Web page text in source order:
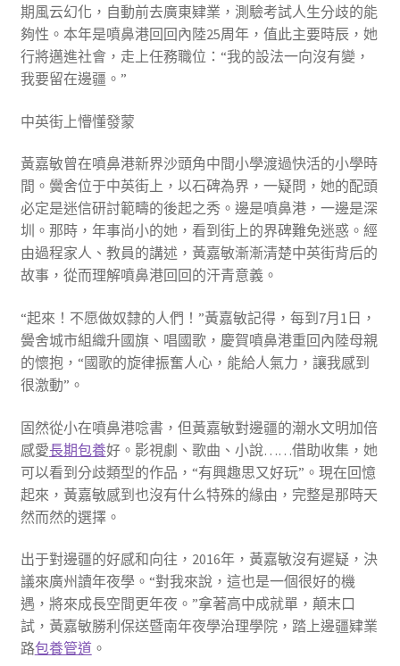
期風云幻化，自動前去廣東肄業，測驗考試人生分歧的能
夠性。本年是噴鼻港回回內陸25周年，值此主要時辰，她
行將邁進社會，走上任務職位：“我的設法一向沒有變，
我要留在邊疆。”
中英街上懵懂發蒙
黃嘉敏曾在噴鼻港新界沙頭角中間小學渡過快活的小學時
間。黌舍位于中英街上，以石碑為界，一疑問，她的配頭
必定是迷信研討範疇的後起之秀。邊是噴鼻港，一邊是深
圳。那時，年事尚小的她，看到街上的界碑難免迷惑。經
由過程家人、教員的講述，黃嘉敏漸漸清楚中英街背后的
故事，從而理解噴鼻港回回的汗青意義。
“起來！不愿做奴隸的人們！”黃嘉敏記得，每到7月1日，
黌舍城市組織升國旗、唱國歌，慶賀噴鼻港重回內陸母親
的懷抱，“國歌的旋律振奮人心，能給人氣力，讓我感到
很激動”。
固然從小在噴鼻港唸書，但黃嘉敏對邊疆的潮水文明加倍
感愛長期包養好。影視劇、歌曲、小說……借助收集，她
可以看到分歧類型的作品，“有興趣思又好玩”。現在回憶
起來，黃嘉敏感到也沒有什么特殊的緣由，完整是那時天
然而然的選擇。
出于對邊疆的好感和向往，2016年，黃嘉敏沒有遲疑，決
議來廣州讀年夜學。“對我來說，這也是一個很好的機
遇，將來成長空間更年夜。”拿著高中成就單，顛末口
試，黃嘉敏勝利保送暨南年夜學治理學院，踏上邊疆肄業
路包養管道。